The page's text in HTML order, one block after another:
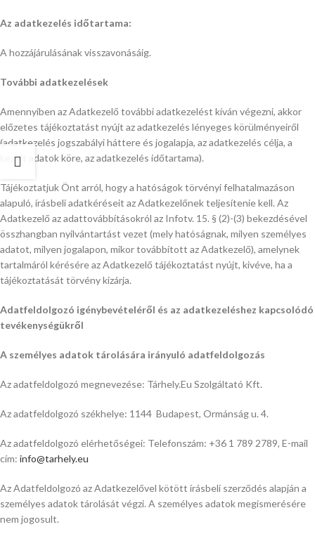
Az adatkezelés időtartama:
A hozzájárulásának visszavonásáig.
További adatkezelések
Amennyiben az Adatkezelő további adatkezelést kíván végezni, akkor
előzetes tájékoztatást nyújt az adatkezelés lényeges körülményeiről
(adatkezelés jogszabályi háttere és jogalapja, az adatkezelés célja, a
kezelt adatok köre, az adatkezelés időtartama).
Tájékoztatjuk Önt arról, hogy a hatóságok törvényi felhatalmazáson
alapuló, írásbeli adatkéréseit az Adatkezelőnek teljesítenie kell. Az
Adatkezelő az adattovábbításokról az Infotv. 15. § (2)-(3) bekezdésével
összhangban nyilvántartást vezet (mely hatóságnak, milyen személyes
adatot, milyen jogalapon, mikor továbbított az Adatkezelő), amelynek
tartalmáról kérésére az Adatkezelő tájékoztatást nyújt, kivéve, ha a
tájékoztatását törvény kizárja.
Adatfeldolgozó igénybevételéről és az adatkezeléshez kapcsolódó
tevékenységükről
A személyes adatok tárolására irányuló adatfeldolgozás
Az adatfeldolgozó megnevezése: Tárhely.Eu Szolgáltató Kft.
Az adatfeldolgozó székhelye: 1144 Budapest, Ormánság u. 4.
Az adatfeldolgozó elérhetőségei: Telefonszám: +36 1 789 2789, E-mail
cím: info@tarhely.eu
Az Adatfeldolgozó az Adatkezelővel kötött írásbeli szerződés alapján a
személyes adatok tárolását végzi. A személyes adatok megismerésére
nem jogosult.